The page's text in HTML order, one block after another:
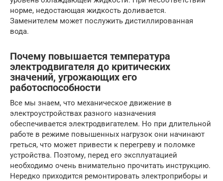
норме, недостающая жидкость доливается.
Заменителем может послужить дистиллированная
вода.
Почему повышается температура
электродвигателя до критических
значений, угрожающих его
работоспособности
Все мы знаем, что механическое движение в
электроустройствах разного назначения
обеспечивается электродвигателем. Но при длительной
работе в режиме повышенных нагрузок они начинают
греться, что может привести к перегреву и поломке
устройства. Поэтому, перед его эксплуатацией
необходимо очень внимательно прочитать инструкцию.
Нередко приходится ремонтировать электроприборы и